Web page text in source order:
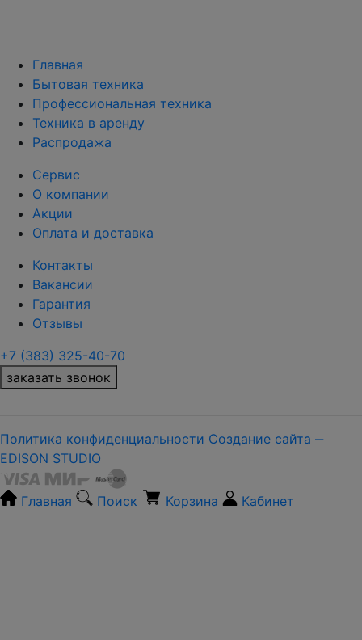
Главная
Бытовая техника
Профессиональная техника
Техника в аренду
Распродажа
Сервис
О компании
Акции
Оплата и доставка
Контакты
Вакансии
Гарантия
Отзывы
+7 (383) 325-40-70
заказать звонок
Политика конфиденциальности Создание сайта ‒
EDISON STUDIO
Главная Поиск Корзина Кабинет